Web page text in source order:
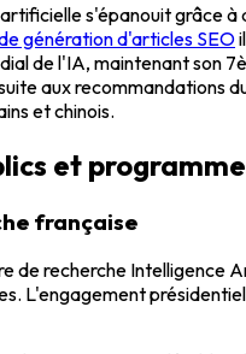
s'épanouit grâce à
génération d'articles SEO
de l'IA, maintenant son
aux recommandations
et chinois.
et
française
de recherche Intelligence
L'engagement